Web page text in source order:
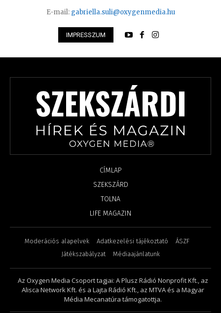
E-mail: gabriella.suli@oxygenmedia.hu
IMPRESSZUM
CÍMLAP
SZEKSZÁRD
TOLNA
LIFE MAGAZIN
Moderációs alapelvek Adatkezelési tájékoztató
ÁSZF
Játékszabályzat
Médiaajánlatunk
Az Oxygen Media Csoport tagjai: A Plusz Rádió Nonprofit Kft., az
Alisca Network Kft. és a Lajta Rádió Kft., az MTVA és a Magyar
Média Mecanatúra támogatottja.